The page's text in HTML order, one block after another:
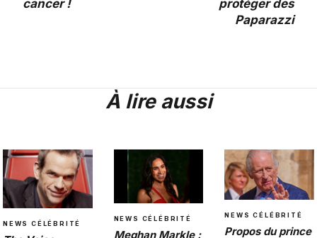
cancer !
protéger des
Paparazzi
À lire aussi
NEWS CÉLÉBRITÉ
NEWS CÉLÉBRITÉ
Meghan Markle :
NEWS CÉLÉBRITÉ
Propos du prince